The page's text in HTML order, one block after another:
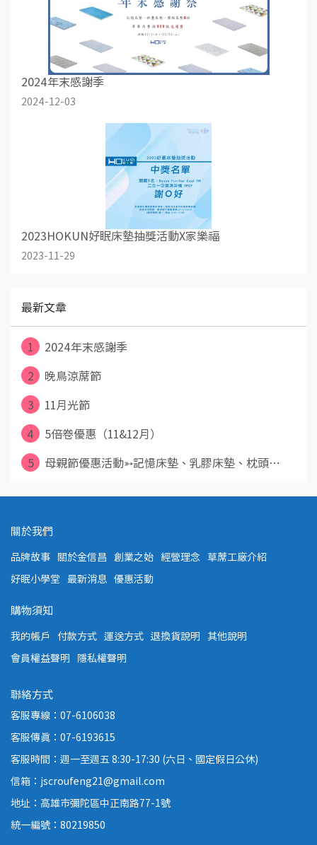
2024年末感謝季
2024-12-03
2023HOKUN好眠床墊抽獎活動X家樂福
2023-11-29
最新文章
1
2024年末感謝季
2
晚鳥涼蓆節
3
11月光節
4
5倍卷優惠（11&12月）
5
母親節優惠活動➳記憶床墊、乳膠床墊、枕頭⋯
關於我們
品牌故事 關於金信昌 創業之始 經營理念 草蓆工廠介紹
好眠小學堂 最新消息 優惠活動
購物須知
我的帳戶 付款方式 運送方式 退換貨說明 其他說明
會員權益聲明 隱私權聲明
聯絡方式
客服專線：07-6106038
客服傳真：07-6193615
客服時間：週一至週五 8:30-17:30 (六日、國定假日公休)
信箱：jscroufeng21@gmail.com
地址：高雄市彌陀區中正南路77-1號
統一編號：80219850